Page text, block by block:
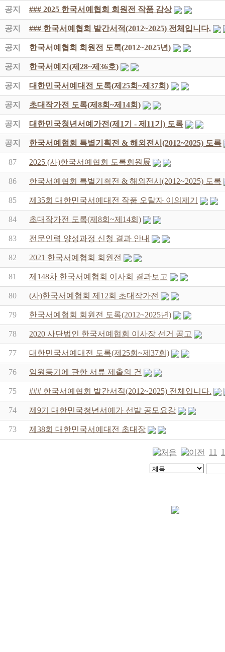
공지 ### 2025 한국서예협회 회원전 작품 감상
공지 ### 한국서예협회 발간서적(2012~2025) 전체입니다.
공지 한국서예협회 회원전 도록(2012~2025년)
공지 한국서예지(제28~제36호)
공지 대한민국서예대전 도록(제25회~제37회)
공지 초대작가전 도록(제8회~제14회)
공지 대한민국청년서예가전(제1기 - 제11기) 도록
공지 한국서예협회 특별기획전 & 해외전시(2012~2025) 도록
87 2025 (사)한국서예협회 도록회원展
86 한국서예협회 특별기획전 & 해외전시(2012~2025) 도록
85 제35회 대한민국서예대전 작품 오탈자 이의제기
84 초대작가전 도록(제8회~제14회)
83 전문인력 양성과정 신청 결과 안내
82 2021 한국서예협회 회원전
81 제148차 한국서예협회 이사회 결과보고
80 (사)한국서예협회 제12회 초대작가전
79 한국서예협회 회원전 도록(2012~2025년)
78 2020 사단법인 한국서예협회 이사장 선거 공고
77 대한민국서예대전 도록(제25회~제37회)
76 임원등기에 관한 서류 제출의 건
75 ### 한국서예협회 발간서적(2012~2025) 전체입니다.
74 제9기 대한민국청년서예가 선발 공모요강
73 제38회 대한민국서예대전 초대장
11